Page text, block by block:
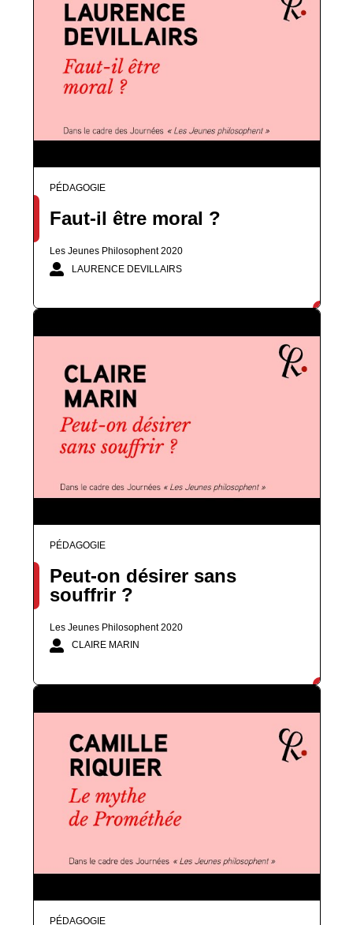
PÉDAGOGIE
Faut-il être moral ?
Les Jeunes Philosophent 2020
LAURENCE DEVILLAIRS
PÉDAGOGIE
Peut-on désirer sans
souffrir ?
Les Jeunes Philosophent 2020
CLAIRE MARIN
PÉDAGOGIE